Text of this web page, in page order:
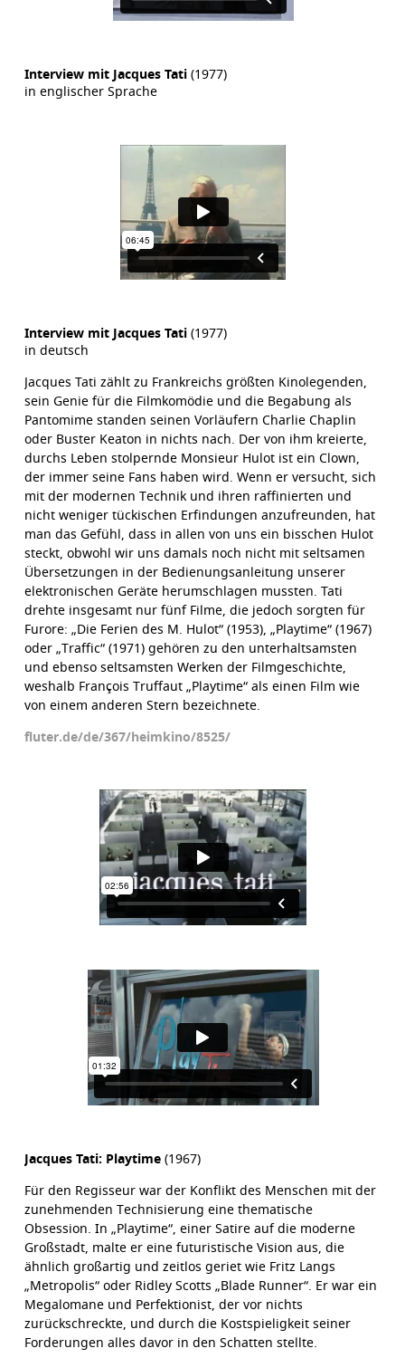
Interview mit Jacques Tati(1977)
in englischer Sprache
Interview mit Jacques Tati(1977)
in deutsch
Jacques Tati zählt zu Frankreichs größten Kinolegenden,
sein Genie für die Filmkomödie und die Begabung als
Pantomime standen seinen Vorläufern Charlie Chaplin
oder Buster Keaton in nichts nach. Der von ihm kreierte,
durchs Leben stolpernde Monsieur Hulot ist ein Clown,
der immer seine Fans haben wird. Wenn er versucht, sich
mit der modernen Technik und ihren raffinierten und
nicht weniger tückischen Erfindungen anzufreunden, hat
man das Gefühl, dass in allen von uns ein bisschen Hulot
steckt, obwohl wir uns damals noch nicht mit seltsamen
Übersetzungen in der Bedienungsanleitung unserer
elektronischen Geräte herumschlagen mussten. Tati
drehte insgesamt nur fünf Filme, die jedoch sorgten für
Furore: „Die Ferien des M. Hulot“ (1953), „Playtime“ (1967)
oder „Traffic“ (1971) gehören zu den unterhaltsamsten
und ebenso seltsamsten Werken der Filmgeschichte,
weshalb François Truffaut „Playtime“ als einen Film wie
von einem anderen Stern bezeichnete.
fluter.de/de/367/heimkino/8525/
Jacques Tati: Playtime (1967)
Für den Regisseur war der Konflikt des Menschen mit der
zunehmenden Technisierung eine thematische
Obsession. In „Playtime“, einer Satire auf die moderne
Großstadt, malte er eine futuristische Vision aus, die
ähnlich großartig und zeitlos geriet wie Fritz Langs
„Metropolis“ oder Ridley Scotts „Blade Runner“. Er war ein
Megalomane und Perfektionist, der vor nichts
zurückschreckte, und durch die Kostspieligkeit seiner
Forderungen alles davor in den Schatten stellte.